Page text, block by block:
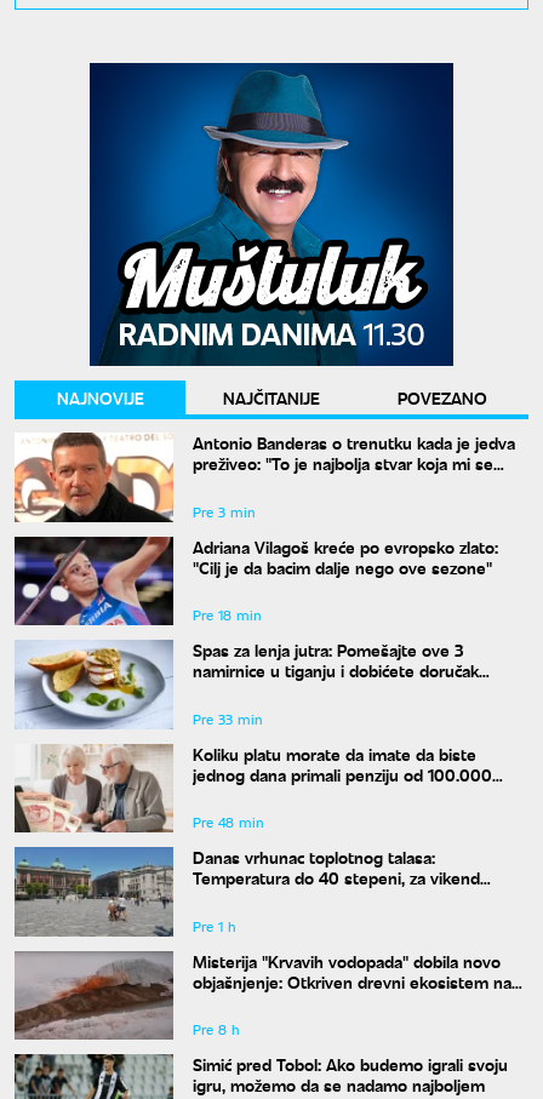
NAJNOVIJE NAJČITANIJE
POVEZANO
Antonio Banderas o trenutku kada je jedva
preživeo: "To je najbolja stvar koja mi se
Pre 3 min
Adriana Vilagoš kreće po evropsko zlato:
"Cilj je da bacim dalje nego ove sezone"
Pre 18 min
Spas za lenja jutra: Pomešajte ove 3
namirnice u tiganju i dobićete doručak
Pre 33 min
Koliku platu morate da imate da biste
jednog dana primali penziju od 100.000
Pre 48 min
Danas vrhunac toplotnog talasa:
Temperatura do 40 stepeni, za vikend
Pre 1 h
Misterija "Krvavih vodopada" dobila novo
objašnjenje: Otkriven drevni ekosistem na
Pre 8 h
Simić pred Tobol: Ako budemo igrali svoju
igru, možemo da se nadamo najboljem